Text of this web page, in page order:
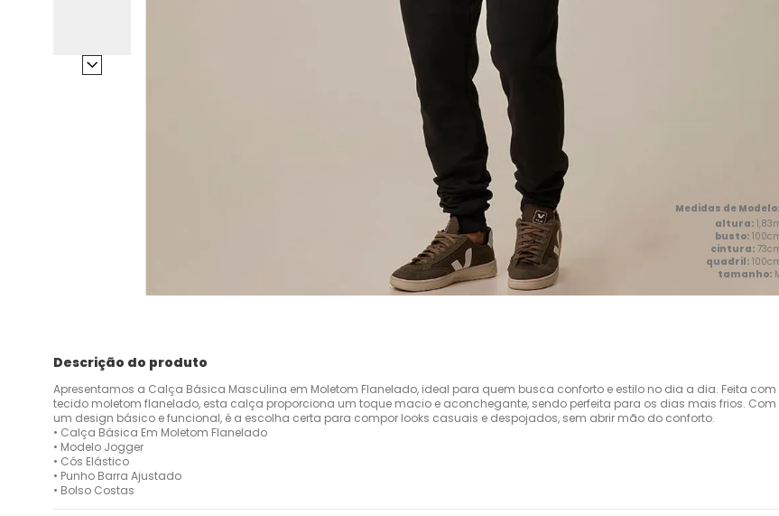
altura:
busto:
cintura:
quadril:
tamanho:
Descrição do produto
Apresentamos a Calça Básica Masculina em Moletom Flanelado, ideal para quem busca conforto e estilo no dia a dia. Feita com
tecido moletom flanelado, esta calça proporciona um toque macio e aconchegante, sendo perfeita para os dias mais frios. Com
um design básico e funcional, é a escolha certa para compor looks casuais e despojados, sem abrir mão do conforto.
• Calça Básica Em Moletom Flanelado
• Modelo Jogger
• Cós Elástico
• Punho Barra Ajustado
• Bolso Costas